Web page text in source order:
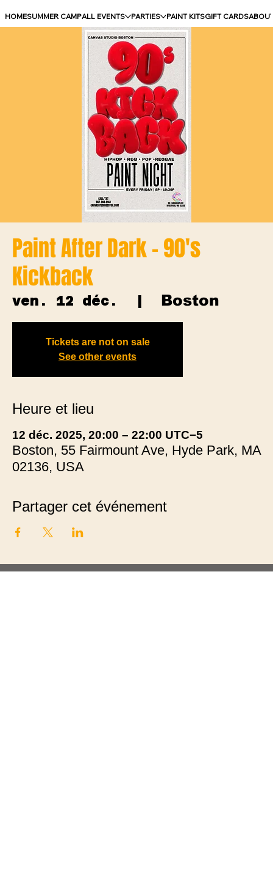
HOMESUMMER CAMPALL EVENTS PARTIES PAINT KITSGIFT CARDS
Paint After Dark - 90's
Kickback
ven. 12 déc.
  |
Boston
Tickets are not on sale
See other events
Heure et lieu
12 déc. 2025, 20:00 – 22:00 UTC−5
Boston, 55 Fairmount Ave, Hyde Park, MA
02136, USA
Partager cet événement